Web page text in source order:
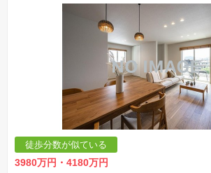
徒歩分数が似ている
3980万円・4180万円